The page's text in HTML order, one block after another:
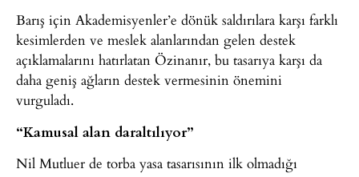
Barış için Akademisyenler’e dönük saldırılara karşı farklı
kesimlerden ve meslek alanlarından gelen destek
açıklamalarını hatırlatan Özinanır, bu tasarıya karşı da
daha geniş ağların destek vermesinin önemini
vurguladı.
“Kamusal alan daraltılıyor”
Nil Mutluer de torba yasa tasarısının ilk olmadığı